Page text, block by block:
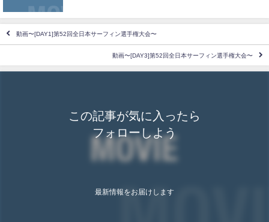
動画〜[DAY1]第52回全日本サーフィン選手権大会〜
動画〜[DAY3]第52回全日本サーフィン選手権大会〜
この記事が気に入ったら
フォローしよう
最新情報をお届けします